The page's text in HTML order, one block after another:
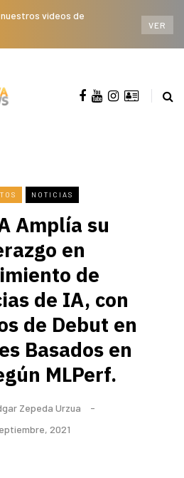
videos de
VER
NOTICIAS
Amplía su
en
de
de IA, con
de Debut en
Basados en
MLPerf.
Zepeda Urzua
2021